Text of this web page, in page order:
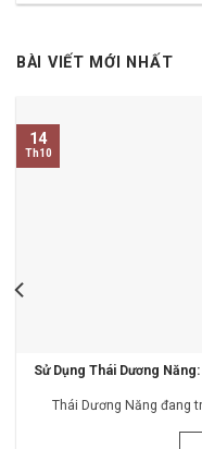
BÀI VIẾT MỚI NHẤT
Sử Dụng Thái Dương
Thái Dương Năng đang
14
Th10